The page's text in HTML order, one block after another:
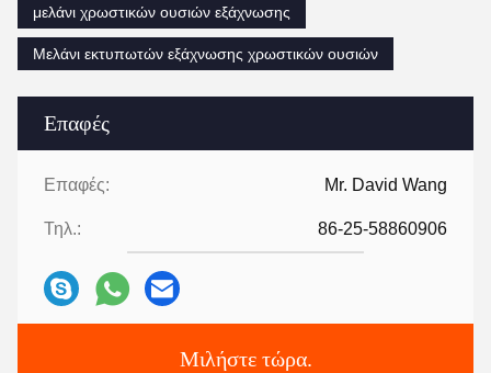
Επαφές
Επαφές: Mr. David Wang
Τηλ.: 86-25-58860906
Μιλήστε τώρα.
μελάνι χρωστικών ουσιών εξάχνωσης
Μελάνι εκτυπωτών εξάχνωσης χρωστικών ουσιών